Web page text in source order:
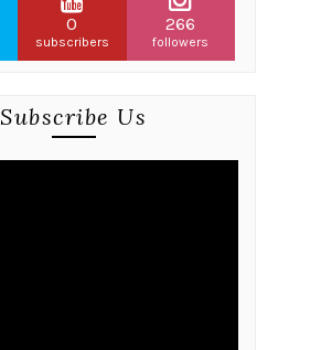
0
subscribers
266
followers
Subscribe Us